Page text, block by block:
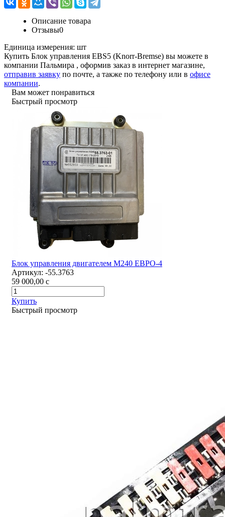
Описание товара
Отзывы0
Единица измерения: шт
Купить Блок управления EBS5 (Knorr-Bremse) вы можете в
компании Пальмира , оформив заказ в интернет магазине,
отправив заявку по почте, а также по телефону или в офисе
компании.
Вам может понравиться
Быстрый просмотр
Блок управления двигателем М240 ЕВРО-4
Артикул: -55.3763
59 000,00 c
Купить
Быстрый просмотр